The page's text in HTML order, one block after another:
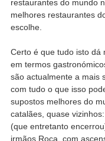
restaurantes do mundo
melhores restaurantes
escolhe.
Certo é que tudo isto dá
em termos
são actualmente a mais
com tudo o que isso
supostos melhores do
catalães, quase
(que entretanto
irmãos Roca, com